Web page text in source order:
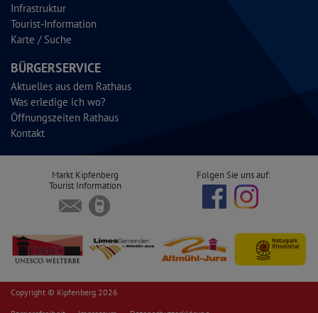
Infrastruktur
Tourist-Information
Karte / Suche
BÜRGERSERVICE
Aktuelles aus dem Rathaus
Was erledige ich wo?
Öffnungszeiten Rathaus
Kontakt
Markt Kipfenberg
Tourist Information
Folgen Sie uns auf:
Copyright © Kipfenberg 2026